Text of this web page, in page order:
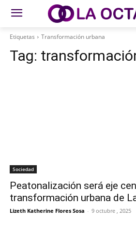
Etiquetas Transformación urbana
Tag:
Sociedad
Peatonalización será eje
transformación urbana de
Lizeth Katherine Flores Sosa - 9 octubre , 2025